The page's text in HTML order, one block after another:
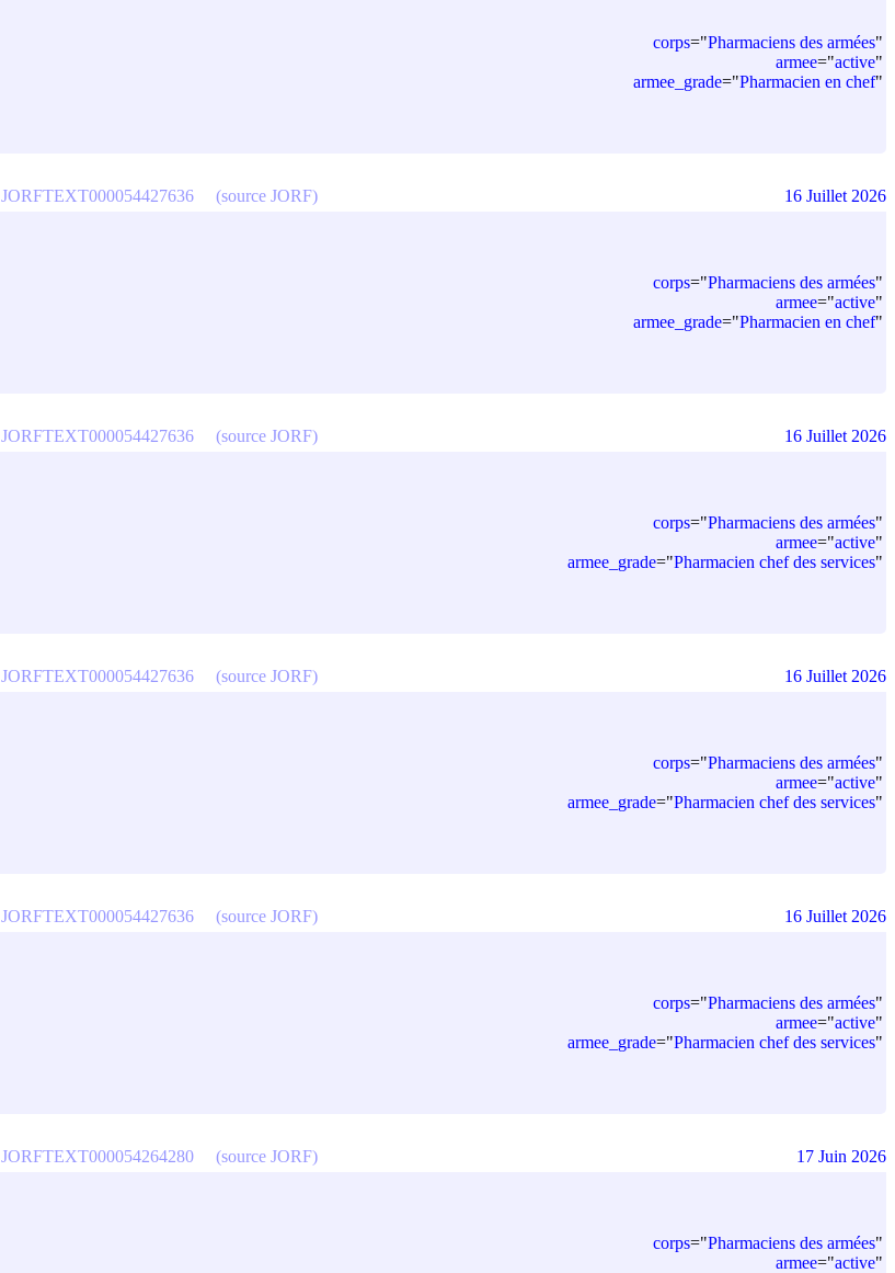
corps="Pharmaciens des armées"
armee="active"
armee_grade="Pharmacien en chef"
corps="Pharmaciens des armées"
armee="active"
armee_grade="Pharmacien en chef"
JORFTEXT000054427636 (source JORF) 16 Juillet 2026
corps="Pharmaciens des armées"
armee="active"
armee_grade="Pharmacien chef des services"
JORFTEXT000054427636 (source JORF) 16 Juillet 2026
corps="Pharmaciens des armées"
armee="active"
armee_grade="Pharmacien chef des services"
JORFTEXT000054427636 (source JORF) 16 Juillet 2026
corps="Pharmaciens des armées"
armee="active"
armee_grade="Pharmacien chef des services"
JORFTEXT000054427636 (source JORF) 16 Juillet 2026
corps="Pharmaciens des armées"
armee="active"
JORFTEXT000054264280 (source JORF) 17 Juin 2026